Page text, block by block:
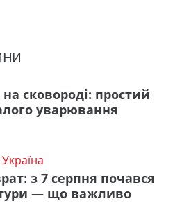
сковороді: простий
уварювання
Україна
з 7 серпня почався
— що важливо